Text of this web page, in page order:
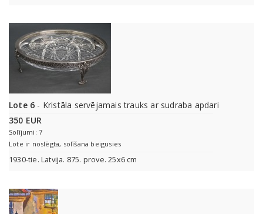
Lote 6 - Kristāla servējamais trauks ar sudraba apdari
350 EUR
Solījumi: 7
Lote ir noslēgta, solīšana beigusies
1930-tie. Latvija. 875. prove. 25x6 cm